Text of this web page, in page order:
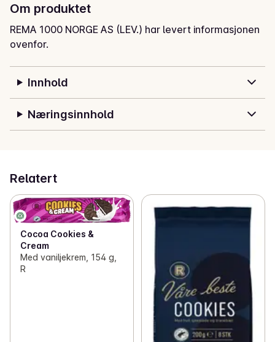
Om produktet
REMA 1000 NORGE AS (LEV.) har levert informasjonen
ovenfor.
Innhold
Næringsinnhold
Relatert
Cocoa Cookies &
Cream
Med vaniljekrem, 154 g,
R